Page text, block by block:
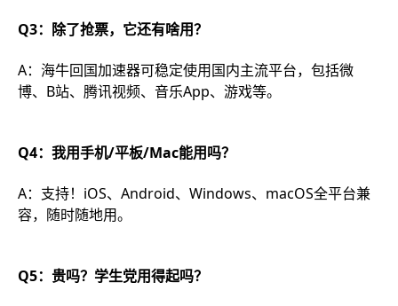
Q3：除了抢票，它还有啥用？
A：海牛回国加速器可稳定使用国内主流平台，包括微
博、B站、腾讯视频、音乐App、游戏等。
Q4：我用手机/平板/Mac能用吗？
A：支持！iOS、Android、Windows、macOS全平台兼
容，随时随地用。
Q5：贵吗？学生党用得起吗？